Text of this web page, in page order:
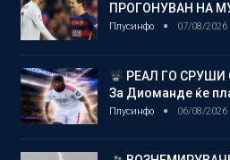
ПРОГОНУВАН НА
Плусинфо 07/08/2026
РЕАЛ ГО СРУШИ
За Диоманде ќе
Плусинфо 06/08/2026